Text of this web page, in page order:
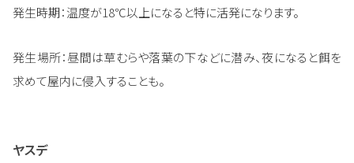
発生時期：温度が18℃以上になると特に活発になります。
発生場所：昼間は草むらや落葉の下などに潜み、夜になると餌を
求めて屋内に侵入することも。
ヤスデ